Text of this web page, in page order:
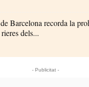
Barcelona recorda la
dels...
- Publicitat -